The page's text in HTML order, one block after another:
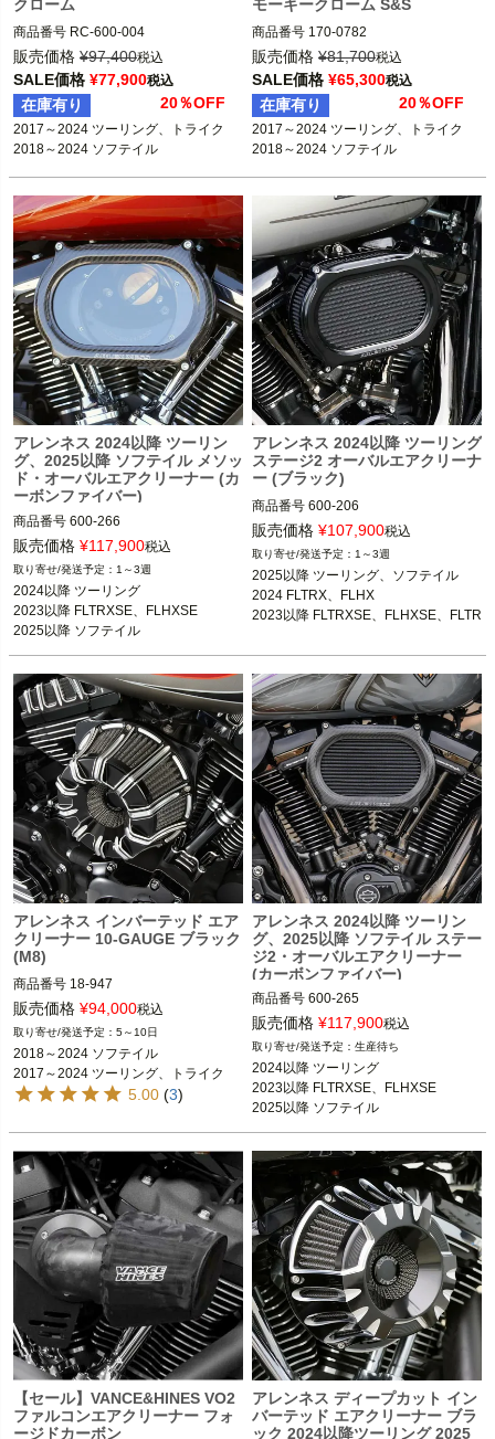
クローム
商品番号 RC-600-004
3OT：1010-2728
2BC：RC0017
Rough Crafts（ラフクラフト）
販売価格 ¥97,400税込
SALE価格 ¥77,900税込
在庫有り 20％OFF
2017～2024 ツーリング、トライク
モーキークローム S&S
商品番号 170-0782
2017～2024 ツーリング 、トライク
2018～2024 ソフテイル
※2023～2024 FLHXSE、FLTRXSE、
2024 FLHX、FLTRX、FLTRXSTSEは
不可
S&S
販売価格 ¥81,700税込
SALE価格 ¥65,300税込
在庫有り 20％OFF
2017～2024 ツーリング、トライク
2018～2024 ソフテイル
アレンネス 2024以降 ツーリン
グ、2025以降 ソフテイル メソッ
ド・オーバルエアクリーナー (カ
ーボンファイバー)
商品番号 600-266
3OT：1010-3425
販売価格 ¥117,900税込
1～3週
2024以降 ツーリング
2023以降 FLTRXSE、FLHXSE
2025以降 ソフテイル
アレンネス 2024以降 ツーリング
ステージ2 オーバルエアクリーナ
ー (ブラック)
商品番号 600-206
販売価格 ¥107,900税込
1～3週
2025以降 ツーリング、ソフテイル
2024 FLTRX、FLHX
2023以降 FLTRXSE、FLHXSE、FLTR
アレンネス インバーテッド エア
クリーナー 10-GAUGE ブラック
(M8)
商品番号 18-947
2018～2024 ソフテイル
2017～2024 ツーリング、トライク
※2023～2024 FLHXSE、FLTRXSE、
2024 FLHX、FLTRX、FLTRXSTSEは
不可
販売価格 ¥94,000税込
5～10日
2018～2024 ソフテイル
2017～2024 ツーリング、トライク
5.00 (3)
アレンネス 2024以降 ツーリン
グ、2025以降 ソフテイル ステー
ジ2・オーバルエアクリーナー
(カーボンファイバー)
商品番号 600-265
3OT：1010-3424
販売価格 ¥117,900税込
生産待ち
2024以降 ツーリング
2023以降 FLTRXSE、FLHXSE
2025以降 ソフテイル
【セール】VANCE&HINES VO2
ファルコンエアクリーナー フォ
ージドカーボン
アレンネス ディープカット イン
バーテッド エアクリーナー ブラ
ック 2024以降ツーリング 2025